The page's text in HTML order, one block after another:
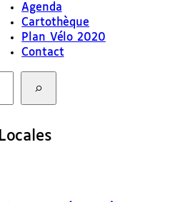
Agenda
Cartothèque
Plan Vélo 2020
Contact
Locales